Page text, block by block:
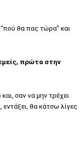
θα πας τώρα” και
πρώτα στην
σαν να μην τρέχει
θα κάτσω λίγες